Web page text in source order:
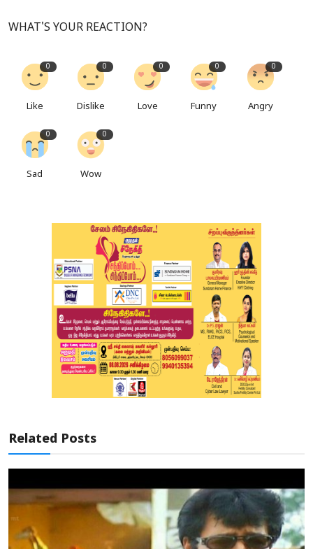
WHAT'S YOUR REACTION?
0
Like
0
Dislike
0
Love
0
Funny
0
Angry
0
Sad
0
Wow
Related Posts